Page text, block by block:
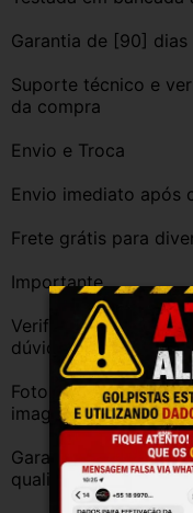
Garantia de [90]
Suporte técnico e
da compra
Envio e Troca
Envio imediato após
Frete grátis para
Importante
Verifique a
dúvidas no campo
Fotos reais do
imagens.
Garantia válida
qualificado.